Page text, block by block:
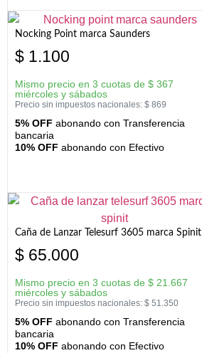
Nocking Point marca Saunders
$ 1.100
Mismo precio en 3 cuotas de $ 367
miércoles y sábados
Precio sin impuestos nacionales: $ 869
5% OFF abonando con Transferencia
bancaria
10% OFF abonando con Efectivo
Caña de Lanzar Telesurf 3605 marca Spinit
$ 65.000
Mismo precio en 3 cuotas de $ 21.667
miércoles y sábados
Precio sin impuestos nacionales: $ 51.350
5% OFF abonando con Transferencia
bancaria
10% OFF abonando con Efectivo